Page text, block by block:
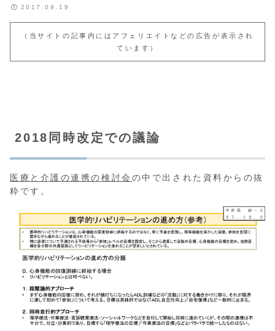
2017.09.19
（当サイトの記事内にはアフェリエイトなどの広告が表示され
ています）
2018同時改定での議論
医療と介護の連携の検討会 の中で出された資料からの抜
粋です。